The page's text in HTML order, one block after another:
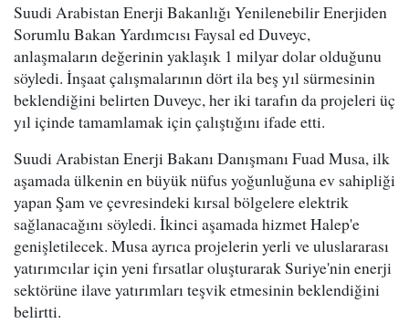
Suudi Arabistan Enerji Bakanlığı Yenilenebilir Enerjiden
Sorumlu Bakan Yardımcısı Faysal ed Duveyc,
anlaşmaların değerinin yaklaşık 1 milyar dolar olduğunu
söyledi. İnşaat çalışmalarının dört ila beş yıl sürmesinin
beklendiğini belirten Duveyc, her iki tarafın da projeleri üç
yıl içinde tamamlamak için çalıştığını ifade etti.
Suudi Arabistan Enerji Bakanı Danışmanı Fuad Musa, ilk
aşamada ülkenin en büyük nüfus yoğunluğuna ev sahipliği
yapan Şam ve çevresindeki kırsal bölgelere elektrik
sağlanacağını söyledi. İkinci aşamada hizmet Halep'e
genişletilecek. Musa ayrıca projelerin yerli ve uluslararası
yatırımcılar için yeni fırsatlar oluşturarak Suriye'nin enerji
sektörüne ilave yatırımları teşvik etmesinin beklendiğini
belirtti.